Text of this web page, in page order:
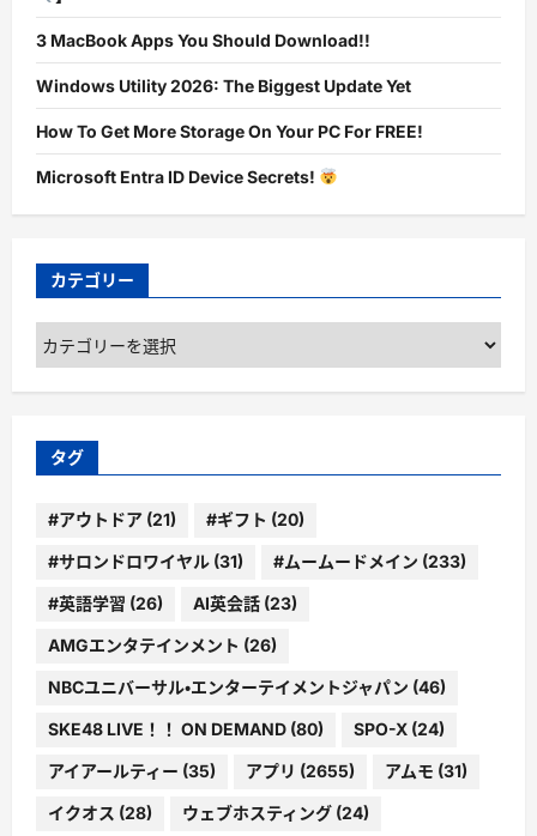
3 MacBook Apps You Should Download!!
Windows Utility 2026: The Biggest Update Yet
How To Get More Storage On Your PC For FREE!
Microsoft Entra ID Device Secrets!
カテゴリー
カ
テ
ゴ
ー
タグ
#アウトドア (21) #ギフト (20)
#サロンドロワイヤル (31) #ムームードメイン (233)
#英語学習 (26) AI英会話 (23)
AMGエンタテインメント (26)
NBCユニバーサル・エンターテイメントジャパン (46)
SKE48 LIVE！！ ON DEMAND (80) SPO-X (24)
アイアールティー (35) アプリ (2655) アムモ (31)
イクオス (28) ウェブホスティング (24)